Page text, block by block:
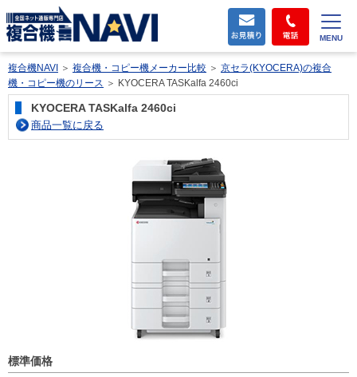
MENU
複合機NAVI ＞ 複合機・コピー機メーカー比較 ＞ 京セラ(KYOCERA)の複合
機・コピー機のリース ＞ KYOCERA TASKalfa 2460ci
KYOCERA TASKalfa 2460ci
商品一覧に戻る
標準価格